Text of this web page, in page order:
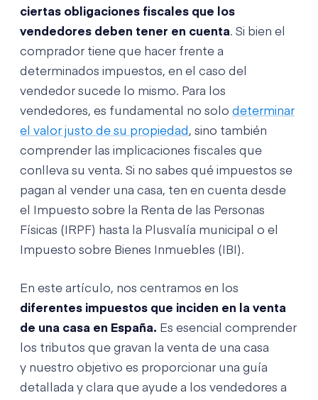
ciertas obligaciones fiscales que los
vendedores deben tener en cuenta. Si bien el
comprador tiene que hacer frente a
determinados impuestos, en el caso del
vendedor sucede lo mismo. Para los
vendedores, es fundamental no solo determinar
el valor justo de su propiedad , sino también
comprender las implicaciones fiscales que
conlleva su venta. Si no sabes qué impuestos se
pagan al vender una casa, ten en cuenta desde
el Impuesto sobre la Renta de las Personas
Físicas (IRPF) hasta la Plusvalía municipal o el
Impuesto sobre Bienes Inmuebles (IBI).
En este artículo, nos centramos en los
diferentes impuestos que inciden en la venta
de una casa en España. Es esencial comprender
los tributos que gravan la venta de una casa
y nuestro objetivo es proporcionar una guía
detallada y clara que ayude a los vendedores a